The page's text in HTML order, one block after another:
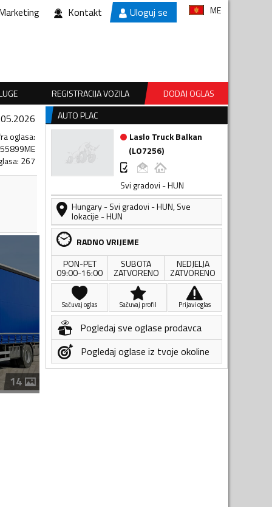
Kontakt Uloguj se ME
REGISTRACIJA VOZILA DODAJ OGLAS
oglasa:
: 267
14
AUTO PLAC
Laslo Truck Balkan
(LO7256)
Svi gradovi - HUN
Hungary-Svi gradovi - HUN,Sve
lokacije - HUN
RADNO VRIJEME
PON-PET
09:00-16:00
SUBOTA
ZATVORENO
NEDJELJA
ZATVORENO
Sačuvaj oglas Sačuvaj profil Prijavi oglas
Pogledaj sve oglase prodavca
Pogledaj oglase iz tvoje okoline